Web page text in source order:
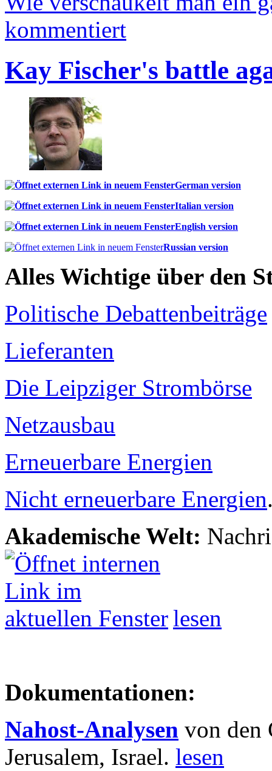
kommentiert
Kay Fischer's battle
German version
Italian version
English version
Russian version
Alles Wichtige über den
Politische Debattenbeiträge
Lieferanten
Die Leipziger Strombörse
Netzausbau
Erneuerbare Energien
Nicht erneuerbare Energien
Akademische Welt:
lesen
Dokumentationen:
Nahost-Analysen von den
Jerusalem, Israel. lesen